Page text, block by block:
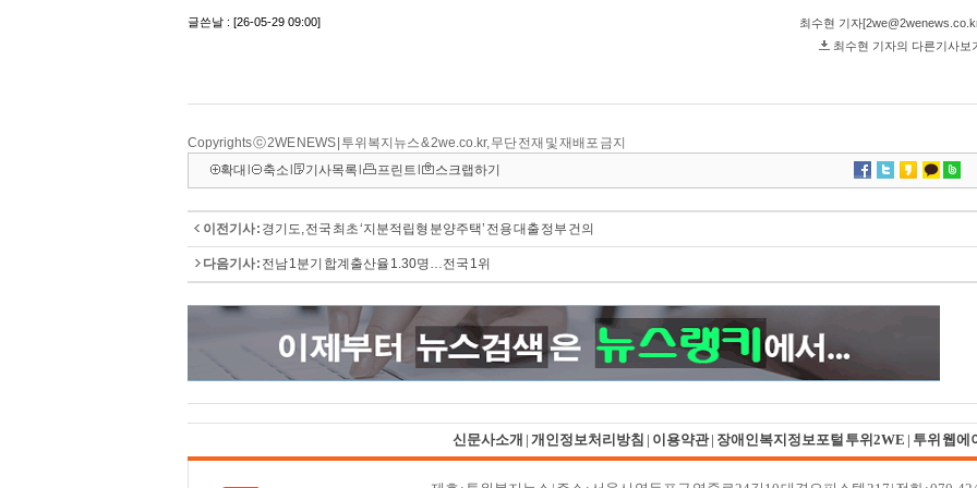
Copyrights ⓒ 2WE NEWS | 투위복지뉴스 & 2we.co.kr, 무단 전재 및 재배포 금지
확대
축소 기사목록 프린트 스크랩하기
이전기사 : 경기도, 전국 최초 ‘지분적립형 분양주택’ 전용 대출 정부 건의
다음기사 : 전남 1분기 합계출산율 1.30명…전국 1위
신문사소개 |개인정보처리방침 | 이용약관| 장애인복지정보포털 투위2WE | 투위 웹에